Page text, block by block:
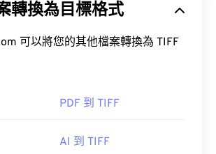
檔案？
是開啟 PSD 檔案最常用的程式。
。
體積較大，因此不易傳輸、儲存或共
。
容器
檔案？
和 macOS 系統的 Apple Preview
轉換為目標格式
可以將您的其他檔案轉換為 TIFF
PDF 到 TIFF
AI 到 TIFF